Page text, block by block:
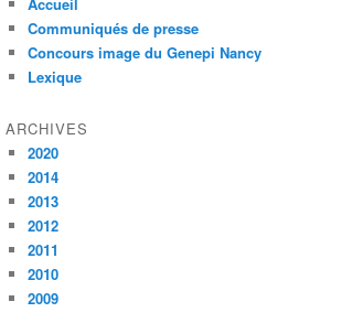
Communiqués de presse
Concours image du Genepi Nancy
Lexique
ARCHIVES
2020
2014
2013
2012
2011
2010
2009